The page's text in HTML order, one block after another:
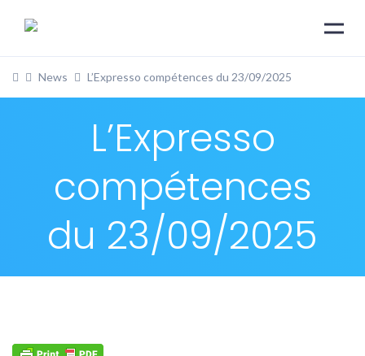
News L’Expresso compétences du 23/09/2025
L’Expresso
compétences
du 23/09/2025